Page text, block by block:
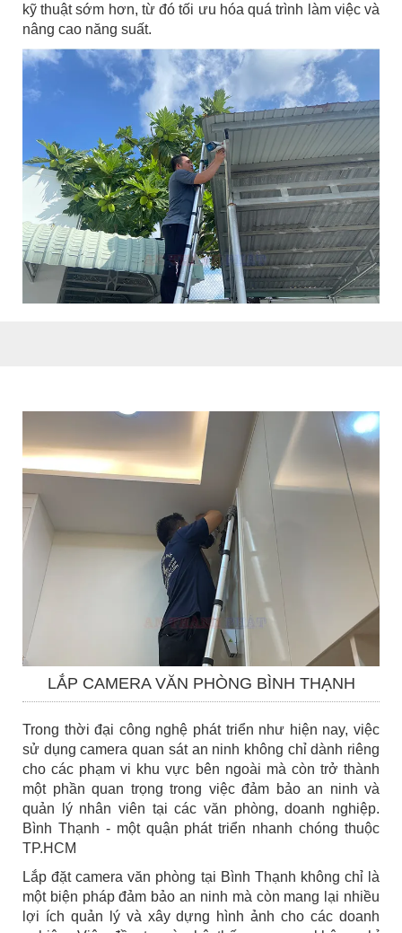
kỹ thuật sớm hơn, từ đó tối ưu hóa quá trình làm việc và
nâng cao năng suất.
LẮP CAMERA VĂN PHÒNG BÌNH THẠNH
Trong thời đại công nghệ phát triển như hiện nay, việc
sử dụng camera quan sát an ninh không chỉ dành riêng
cho các phạm vi khu vực bên ngoài mà còn trở thành
một phần quan trọng trong việc đảm bảo an ninh và
quản lý nhân viên tại các văn phòng, doanh nghiệp.
Bình Thạnh - một quận phát triển nhanh chóng thuộc
TP.HCM
Lắp đặt camera văn phòng tại Bình Thạnh không chỉ là
một biện pháp đảm bảo an ninh mà còn mang lại nhiều
lợi ích quản lý và xây dựng hình ảnh cho các doanh